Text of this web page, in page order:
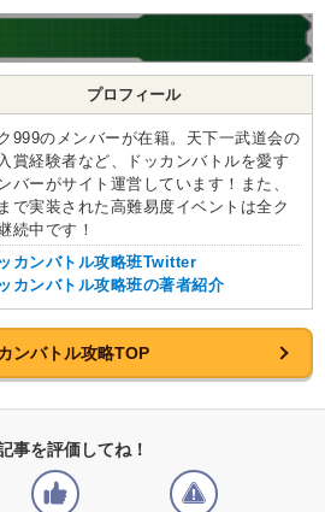
プロフィール
999のメンバーが在籍。天下一武道会の
賞経験者など、ドッカンバトルを愛す
バーがサイト運営しています！また、
で実装された高難易度イベントは全ク
続中です！
カンバトル攻略班Twitter
カンバトル攻略班の著者紹介
ンバトル攻略TOP
事を評価してね！